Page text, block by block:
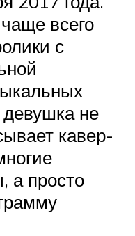
всего
с
не
кавер-
а просто